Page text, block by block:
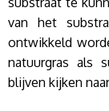
van het
ontwikkeld
natuurgras als
blijven kijken